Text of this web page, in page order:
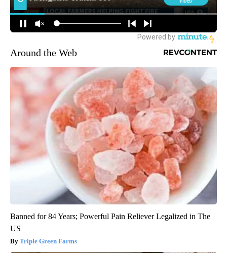
Around the Web
Banned for 84 Years; Powerful Pain Reliever Legalized in The
US
Triple Green Farms